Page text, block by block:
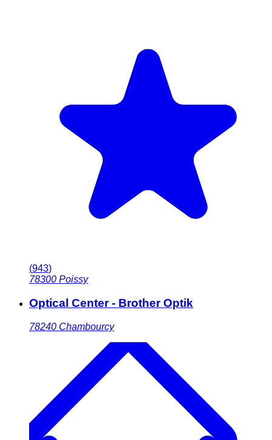
(943)
78300 Poissy
Optical Center - Brother Optik
78240 Chambourcy